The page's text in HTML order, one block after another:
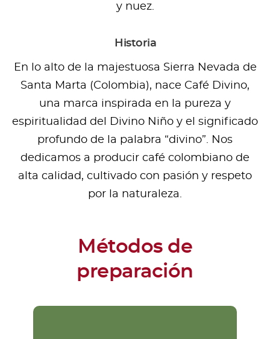
y nuez.
Historia
En lo alto de la majestuosa Sierra Nevada de
Santa Marta (Colombia), nace Café Divino,
una marca inspirada en la pureza y
espiritualidad del Divino Niño y el significado
profundo de la palabra “divino”. Nos
dedicamos a producir café colombiano de
alta calidad, cultivado con pasión y respeto
por la naturaleza.
Métodos de
preparación